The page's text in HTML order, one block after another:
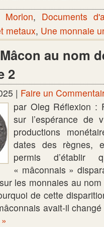
Morlon, Documents
metaux, Une monnaie
au nom
2
| Faire un
par Oleg Réflexion :
sur l’espérance de
productions
dates des règnes,
permis
« mâconnais »
les monnaies au
de cette
avait-il changé